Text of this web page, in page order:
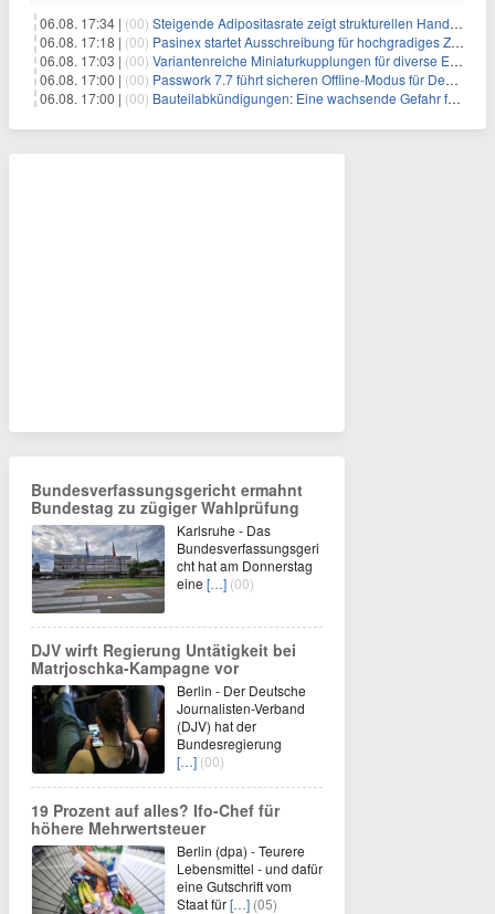
06.08. 17:34 | (00) Steigende Adipositasrate zeigt strukturellen Handlungsbedarf bei der Ernährung schulpflichtiger Kinder
06.08. 17:18 | (00) Pasinex startet Ausschreibung für hochgradiges Zinksulfidkonzentrat mit Germanium- und Silbergehalten und stellt ein Betriebsupdate bereit
06.08. 17:03 | (00) Variantenreiche Miniaturkupplungen für diverse Einsatzbereiche
06.08. 17:00 | (00) Passwork 7.7 führt sicheren Offline-Modus für Desktop- und Mobile-Apps ein
06.08. 17:00 | (00) Bauteilabkündigungen: Eine wachsende Gefahr für industrielle Elektroniksysteme
Bundesverfassungsgericht ermahnt
Bundestag zu zügiger Wahlprüfung
Karlsruhe - Das
Bundesverfassungsgeri
cht hat am Donnerstag
eine […] (00)
DJV wirft Regierung Untätigkeit bei
Matrjoschka-Kampagne vor
Berlin - Der Deutsche
Journalisten-Verband
(DJV) hat der
Bundesregierung
[…] (00)
19 Prozent auf alles? Ifo-Chef für
höhere Mehrwertsteuer
Berlin (dpa) - Teurere
Lebensmittel - und dafür
eine Gutschrift vom
Staat für[…] (05)